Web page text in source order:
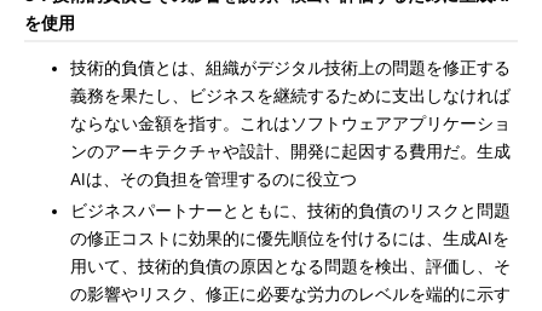
を使用
技術的負債とは、組織がデジタル技術上の問題を修正する
義務を果たし、ビジネスを継続するために支出しなければ
ならない金額を指す。これはソフトウェアアプリケーショ
ンのアーキテクチャや設計、開発に起因する費用だ。生成
AIは、その負担を管理するのに役立つ
ビジネスパートナーとともに、技術的負債のリスクと問題
の修正コストに効果的に優先順位を付けるには、生成AIを
用いて、技術的負債の原因となる問題を検出、評価し、そ
の影響やリスク、修正に必要な労力のレベルを端的に示す